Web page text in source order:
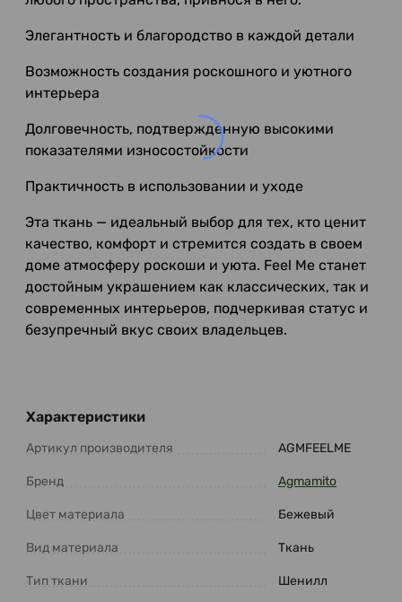
Элегантность и благородство в каждой детали
Возможность создания роскошного и уютного
интерьера
Долговечность, подтвержденную высокими
показателями износостойкости
Практичность в использовании и уходе
Эта ткань — идеальный выбор для тех, кто ценит
качество, комфорт и стремится создать в своем
доме атмосферу роскоши и уюта. Feel Me станет
достойным украшением как классических, так и
современных интерьеров, подчеркивая статус и
безупречный вкус своих владельцев.
Характеристики
Артикул производителя AGMFEELME
Бренд Agmamito
Цвет материала Бежевый
Вид материала Ткань
Тип ткани Шенилл